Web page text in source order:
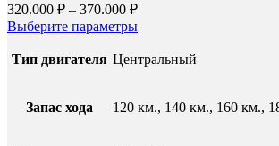
320.000 ₽ – 370.000 ₽
Выберите параметры
Тип двигателя Центральный
Запас хода 120 км., 140 км., 160 км.,